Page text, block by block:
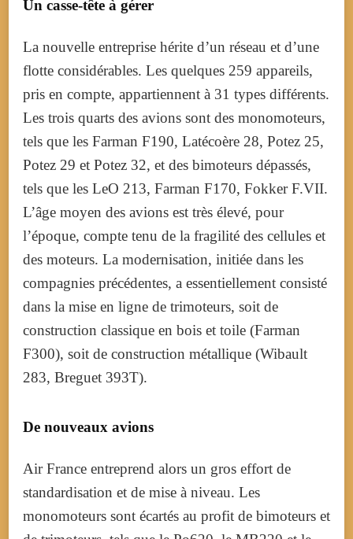
Un casse-tête à gérer
La nouvelle entreprise hérite d’un réseau et d’une
flotte considérables. Les quelques 259 appareils,
pris en compte, appartiennent à 31 types différents.
Les trois quarts des avions sont des monomoteurs,
tels que les Farman F190, Latécoère 28, Potez 25,
Potez 29 et Potez 32, et des bimoteurs dépassés,
tels que les LeO 213, Farman F170, Fokker F.VII.
L’âge moyen des avions est très élevé, pour
l’époque, compte tenu de la fragilité des cellules et
des moteurs. La modernisation, initiée dans les
compagnies précédentes, a essentiellement consisté
dans la mise en ligne de trimoteurs, soit de
construction classique en bois et toile (Farman
F300), soit de construction métallique (Wibault
283, Breguet 393T).
De nouveaux avions
Air France entreprend alors un gros effort de
standardisation et de mise à niveau. Les
monomoteurs sont écartés au profit de bimoteurs et